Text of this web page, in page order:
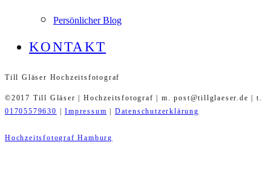
Persönlicher Blog
KONTAKT
Till Gläser Hochzeitsfotograf
©2017 Till Gläser | Hochzeitsfotograf | m. post@tillglaeser.de | t.
01705579630
|Impressum Datenschutzerklärung
Hochzeitsfotograf Hamburg